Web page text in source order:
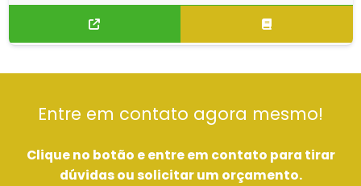
Entre em contato agora mesmo!
Clique no botão e entre em contato para tirar
dúvidas ou solicitar um orçamento.